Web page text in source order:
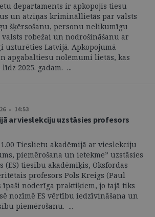
departaments ir apkopojis tiesu
un atziņas krimināllietās par valsts
šķērsošanu, personu nelikumīgu
robežai un nodrošināšanu ar
uzturēties Latvijā. Apkopojumā
apgabaltiesu nolēmumi lietās, kas
2025. gadam. ...
• 14:53
ar vieslekciju uzstāsies profesors
Tieslietu akadēmijā ar vieslekciju
piemērošana un ietekme” uzstāsies
(ES) tiesību akadēmiķis, Oksfordas
profesors Pols Kreigs (Paul
īpaši noderīga praktiķiem, jo tajā tiks
nozīmē ES vērtību iedzīvināšana un
piemērošanu. ...